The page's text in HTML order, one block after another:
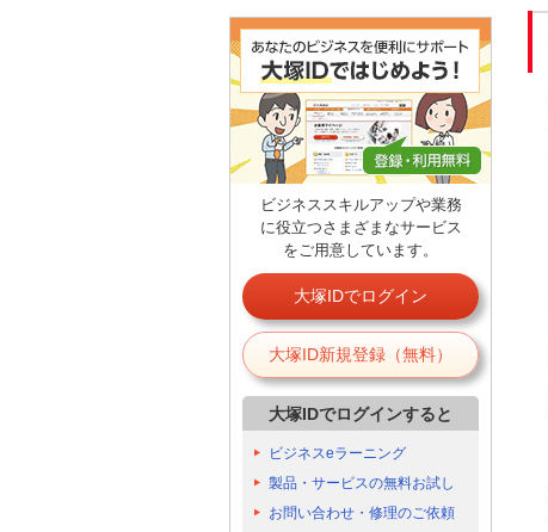
ビジネススキルアップや業務
に役立つさまざまなサービス
をご用意しています。
大塚IDでログイン
大塚ID新規登録（無料）
大塚IDでログインすると
ビジネスeラーニング
製品・サービスの無料お試し
お問い合わせ・修理のご依頼